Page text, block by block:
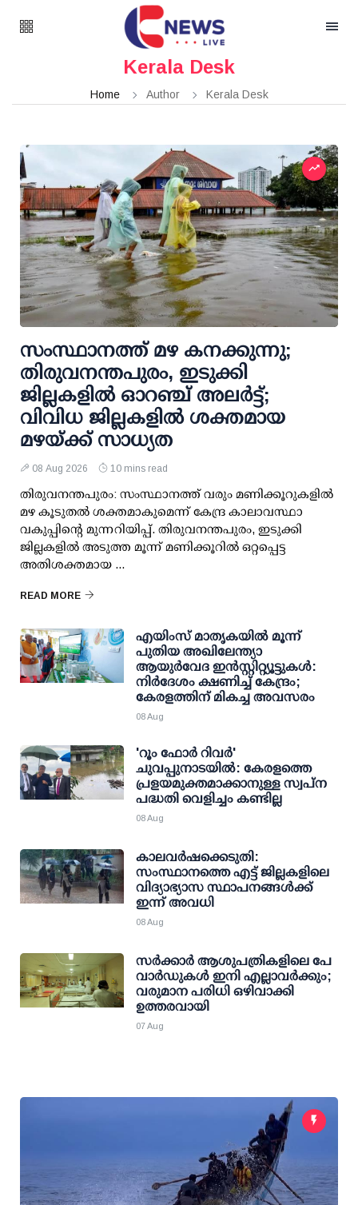
Kerala Desk
Home Author Kerala Desk
സംസ്ഥാനത്ത് മഴ കനക്കുന്നു;
തിരുവനന്തപുരം, ഇടുക്കി
ജില്ലകളിൽ ഓറഞ്ച് അലർട്ട്;
വിവിധ ജില്ലകളിൽ ശക്തമായ
മഴയ്ക്ക് സാധ്യത
08 Aug 2026 10 mins read
തിരുവനന്തപുരം: സംസ്ഥാനത്ത് വരും മണിക്കൂറുകളിൽ
മഴ കൂടുതൽ ശക്തമാകുമെന്ന് കേന്ദ്ര കാലാവസ്ഥാ
വകുപ്പിന്റെ മുന്നറിയിപ്പ്. തിരുവനന്തപുരം, ഇടുക്കി
ജില്ലകളിൽ അടുത്ത മൂന്ന് മണിക്കൂറിൽ ഒറ്റപ്പെട്ട
അതിശക്തമായ ...
READ MORE
എയിംസ് മാതൃകയില്‍ മൂന്ന്
പുതിയ അഖിലേന്ത്യാ
ആയുര്‍വേദ ഇന്‍സ്റ്റിറ്റ്യൂട്ടുകള്‍:
നിര്‍ദേശം ക്ഷണിച്ച് കേന്ദ്രം;
കേരളത്തിന് മികച്ച അവസരം
08 Aug
'റൂം ഫോര്‍ റിവര്‍'
ചുവപ്പുനാടയില്‍: കേരളത്തെ
പ്രളയമുക്തമാക്കാനുള്ള സ്വപ്ന
പദ്ധതി വെളിച്ചം കണ്ടില്ല
08 Aug
കാലവര്‍ഷക്കെടുതി:
സംസ്ഥാനത്തെ എട്ട് ജില്ലകളിലെ
വിദ്യാഭ്യാസ സ്ഥാപനങ്ങള്‍ക്ക്
ഇന്ന് അവധി
08 Aug
സര്‍ക്കാര്‍ ആശുപത്രികളിലെ പേ
വാര്‍ഡുകള്‍ ഇനി എല്ലാവര്‍ക്കും;
വരുമാന പരിധി ഒഴിവാക്കി
ഉത്തരവായി
07 Aug